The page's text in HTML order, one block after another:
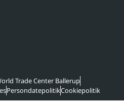
Trade Center Ballerup
PersondatepolitikCookiepolitik